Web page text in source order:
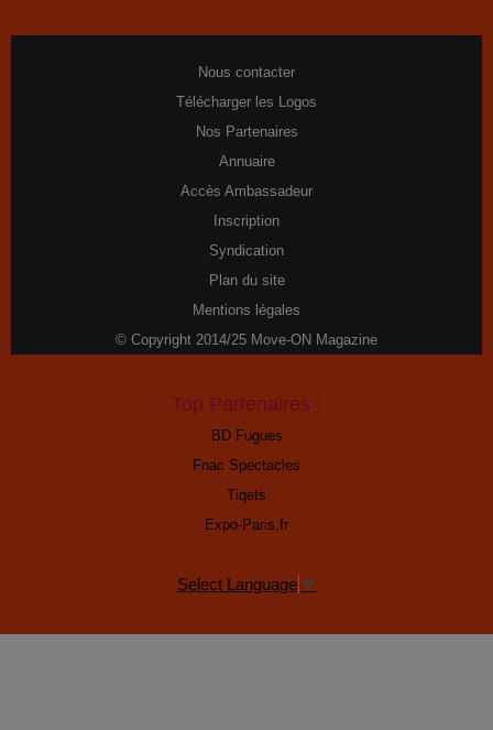
Nous contacter
Télécharger les Logos
Nos Partenaires
Annuaire
Accès Ambassadeur
Inscription
Syndication
Plan du site
Mentions légales
© Copyright 2014/25 Move-ON Magazine
BD Fugues
Fnac Spectacles
Tiqets
Expo-Paris.fr
Select Language ▼